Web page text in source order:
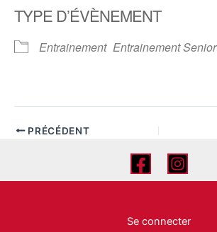
TYPE D’ÉVÈNEMENT
Entrainement Entrainement
PRÉCÉDENT
Se connecter